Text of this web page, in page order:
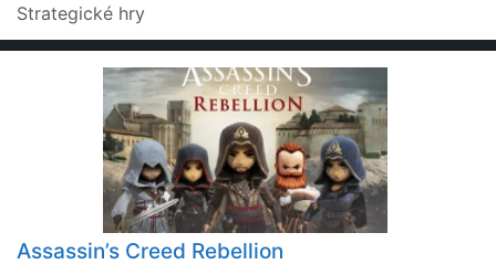
Strategické hry
Assassin’s Creed Rebellion